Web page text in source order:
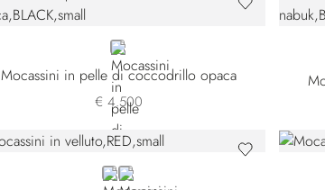
BLACK
Mocassini in pelle di coccodrillo opaca
€ 4.500
REDBLACK